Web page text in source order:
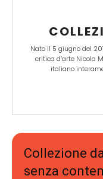
Nato il 5 giugno del
critica d’arte Nicola
italiano
Collezione
senza